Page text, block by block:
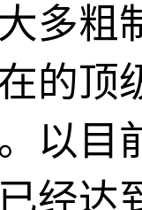
多粗
的顶
以目
经达